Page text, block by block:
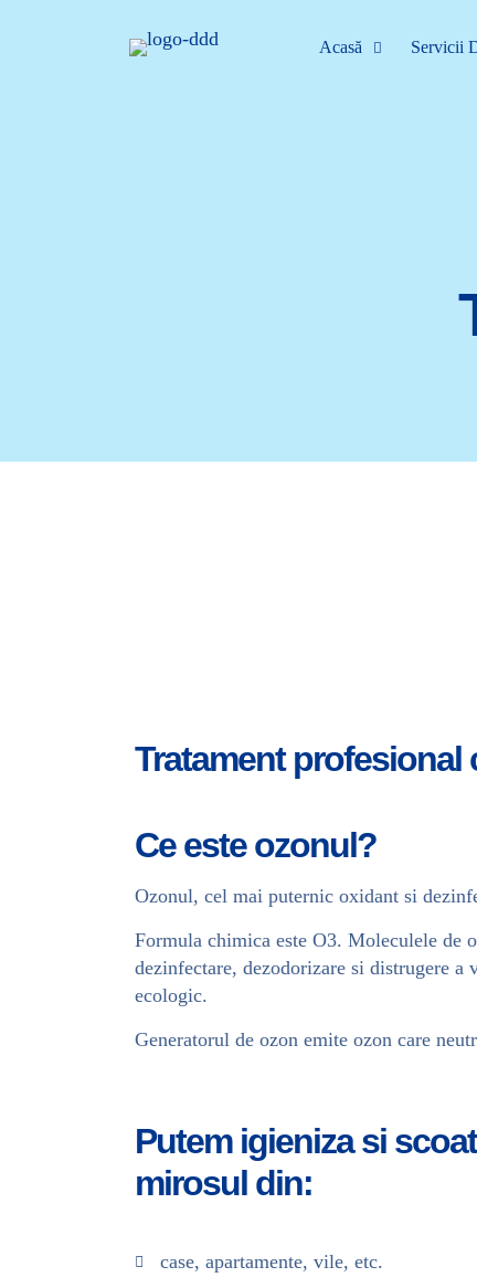
Acasă Servicii
Tratament
Ce este ozonul?
Ozonul, cel mai puternic oxidant si
Formula chimica este O3. Moleculele de
dezinfectare, dezodorizare si distrugere
ecologic.
Generatorul de ozon emite ozon care
Putem igieniza si
mirosul din:
case, apartamente, vile, etc.